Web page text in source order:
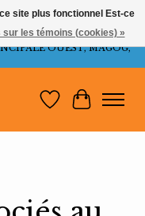
POUR LES
OUEST, MAGOG,
Liste dePanier
site plus fonctionnel Est-ce
sur les témoins (cookies) »